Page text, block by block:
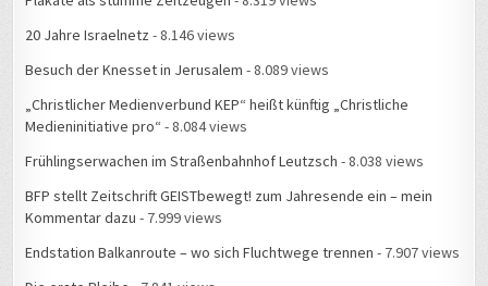
20 Jahre Israelnetz - 8.146 views
Besuch der Knesset in Jerusalem - 8.089 views
„Christlicher Medienverbund KEP“ heißt künftig „Christliche
Medieninitiative pro“ - 8.084 views
Frühlingserwachen im Straßenbahnhof Leutzsch - 8.038 views
BFP stellt Zeitschrift GEISTbewegt! zum Jahresende ein – mein
Kommentar dazu - 7.999 views
Endstation Balkanroute – wo sich Fluchtwege trennen - 7.907 views